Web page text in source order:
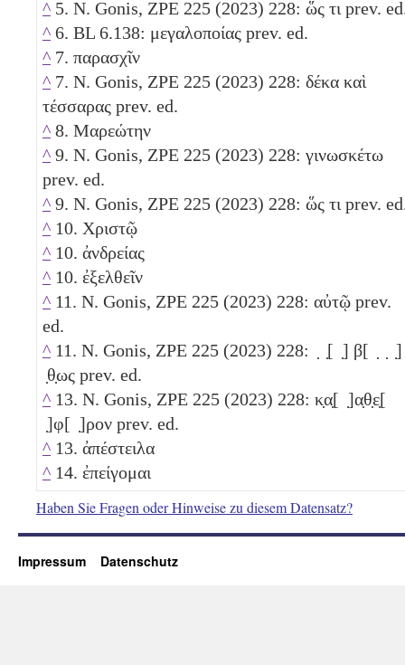
^ 5. N. Gonis, ZPE 225 (2023) 228: ὥς τι prev.
^ 6. BL 6.138: μεγαλοποίας prev. ed.
^ 7. παρασχῖν
^ 7. N. Gonis, ZPE 225 (2023) 228: δέκα καὶ
τέσσαρας prev. ed.
^ 8. Μαρεώτην
^ 9. N. Gonis, ZPE 225 (2023) 228: γινωσκέτω
prev. ed.
^ 9. N. Gonis, ZPE 225 (2023) 228: ὥς τι prev.
^ 10. Χριστῷ
^ 10. ἀνδρείας
^ 10. ἐξελθεῖν
^ 11. N. Gonis, ZPE 225 (2023) 228: αὐτῷ prev.
ed.
^ 11. N. Gonis, ZPE 225 (2023) 228: ̣ ̣[ ̣] β[ ̣ ̣ ̣]
̣θ̣ως prev. ed.
^ 13. N. Gonis, ZPE 225 (2023) 228: κ̣α̣[ ̣]α̣θ̣ε̣[
̣]φ[ ̣]ρον prev. ed.
^ 13. ἀπέστειλα
^ 14. ἐπείγομαι
Haben Sie Fragen oder Hinweise zu diesem Datensatz?
Impressum Datenschutz